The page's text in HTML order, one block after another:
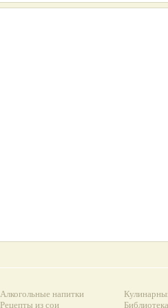
Алкогольные напитки
Рецепты из сои
Библиотека